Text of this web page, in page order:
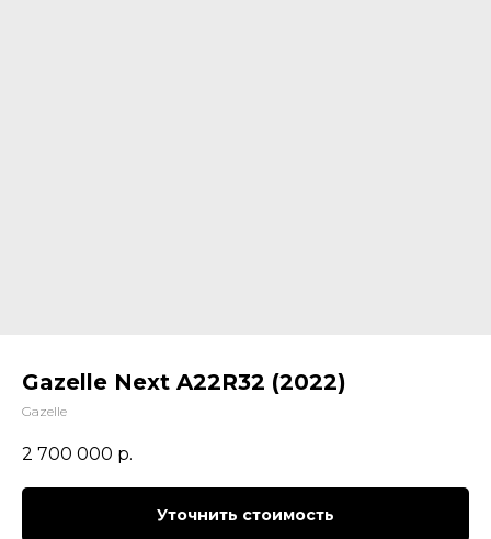
Gazelle Next A22R32 (2022)
Gazelle
2 700 000 р.
Уточнить стоимость